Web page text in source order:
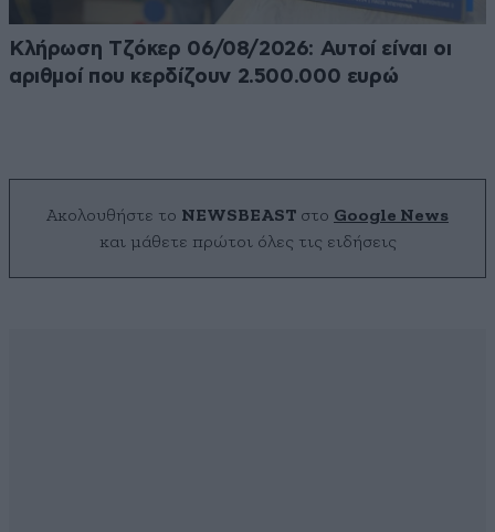
Κλήρωση Τζόκερ 06/08/2026: Αυτοί είναι οι
αριθμοί που κερδίζουν 2.500.000 ευρώ
Ακολουθήστε το NEWSBEAST στο Google News
και μάθετε πρώτοι όλες τις ειδήσεις